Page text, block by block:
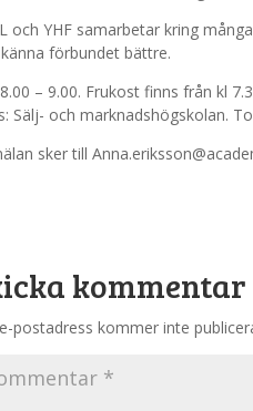
och YHF samarbetar kring
förbundet bättre.
– 9.00. Frukost finns från kl
Sälj- och marknadshögskolan.
sker till
kommentar
postadress kommer inte